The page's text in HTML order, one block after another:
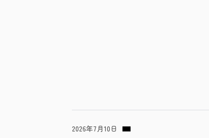
2026年7月10日